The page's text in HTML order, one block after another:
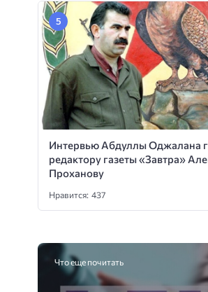
Интервью Абдуллы Оджалана
редактору газеты «Завтра»
Проханову
Нравится: 437
Что еще почитать